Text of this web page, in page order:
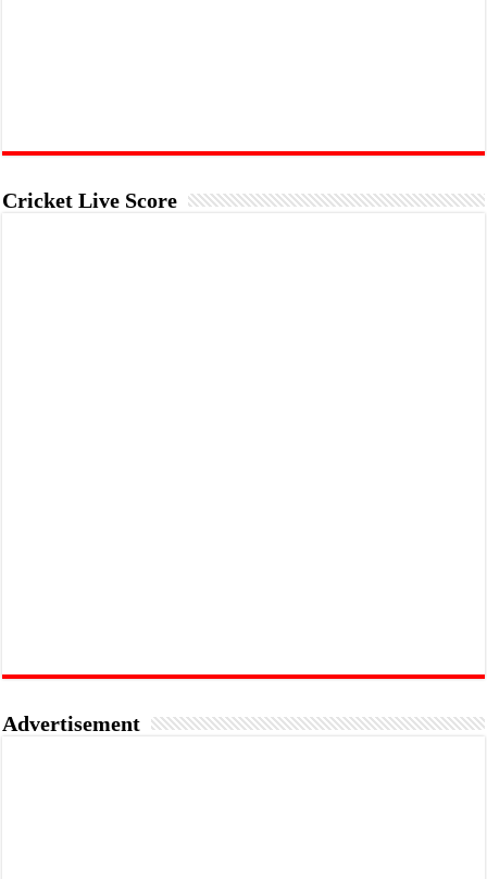
Cricket Live Score
Advertisement